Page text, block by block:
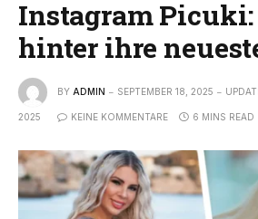
Instagram
hinter ihre
BY ADMIN SEPTEMBER 18, 2025
2025 KEINE KOMMENTARE 6 MINS READ